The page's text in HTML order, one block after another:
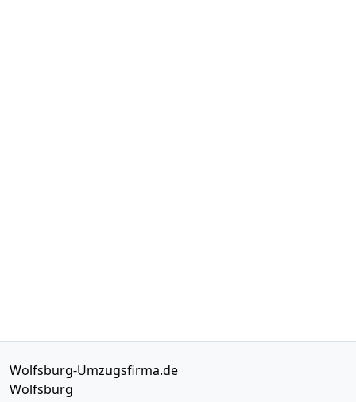
Wolfsburg-Umzugsfirma.de
Wolfsburg